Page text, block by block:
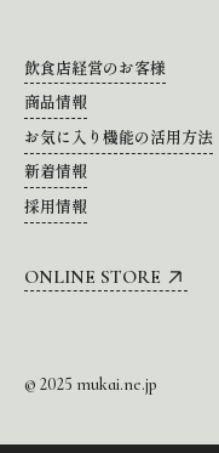
飲食店経営のお客様
商品情報
お気に入り機能の活用方法
新着情報
採用情報
ONLINE STORE
© 2025 mukai.ne.jp